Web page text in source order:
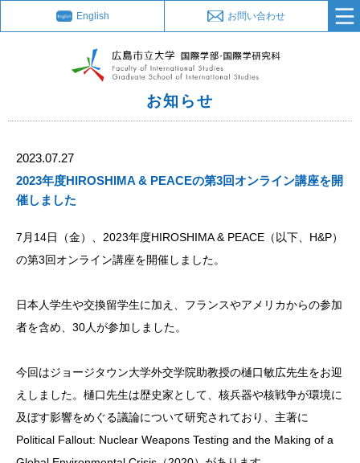
English お問い合わせ
お知らせ
2023.07.27
2023年度HIROSHIMA & PEACEの第3回オンライン講座を開
催しました
7月14日（金）、2023年度HIROSHIMA & PEACE（以下、H&P）
の第3回オンライン講座を開催しました。
日本人学生や交換留学生に加え、フランスやアメリカからの参加
者を含め、30人が参加しました。
今回はジョージタウン大学外交学院助教授の樋口敏広先生をお迎
えしました。樋口先生は歴史家として、核兵器や核戦争が環境に
及ぼす影響をめぐる議論について研究されており、主著に
Political Fallout: Nuclear Weapons Testing and the Making of a